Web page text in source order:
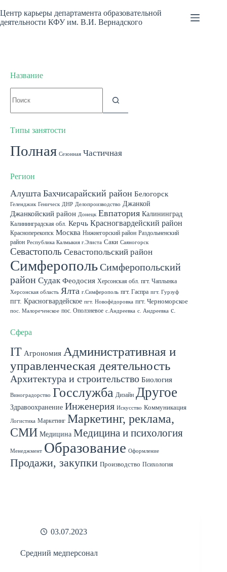
к
сути
Центр карьеры департамента образовательной
деятельности КФУ им. В.И. Вернадского
03.07.2023
Средний медперсонал
Название
не
Типы занятости
Полная Сезонная Частичная
Регион
Алушта Бахчисарайский район Белогорск
Геленджик Геническ ДНР Делопроизводство Джанкой
Джанкойский район Донецк Евпатория Калининград
Калининградская обл. Керчь Красногвардейский район
Красноперекопск Москва Нижнегорский район Раздольненский
район Республика Калмыкия г.Элиста Саки Саяногорск
Севастополь Севастопольский район
СимферопольСимферопольский
район Судак Феодосия Херсонская обл. пгт. Чаплынка
Херсонская область Ялта г.Симферополь пгт. Гаспра пгт. Гурзуф
пгт. Красногвардейское пгт. Новофёдоровка пгт. Черноморское
пос. Малореченское пос. Оползневое с.Андреевка с. Андреевка с.
с.Школьное
Сфера
IT Агрономия Административная и
управленческая деятельность
Архитектура и строительство Биология
Виноградорство Госслужба Дизайн Другое
Здравоохранение Инженерия Искусство Коммуникация
Логистика Маркетинг Маркетинг, реклама,
СМИ Медицина Медицина и психология
Менеджмент Образование Оформление
Продажи, закупки Производство Психология